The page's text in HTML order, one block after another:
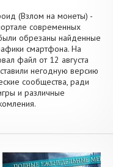
(Взлом на монеты) -
современных
обрезаны найденные
смартфона. На
файл от 12 августа
негодную версию
сообщества, ради
и различные